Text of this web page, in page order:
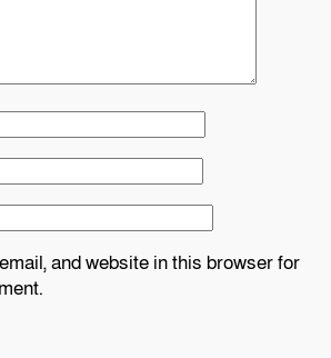
and website in this browser for